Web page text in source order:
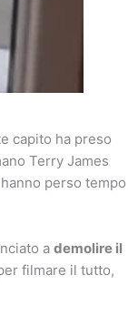
capito ha preso
Terry James
perso tempo
a demolire il
filmare il tutto,